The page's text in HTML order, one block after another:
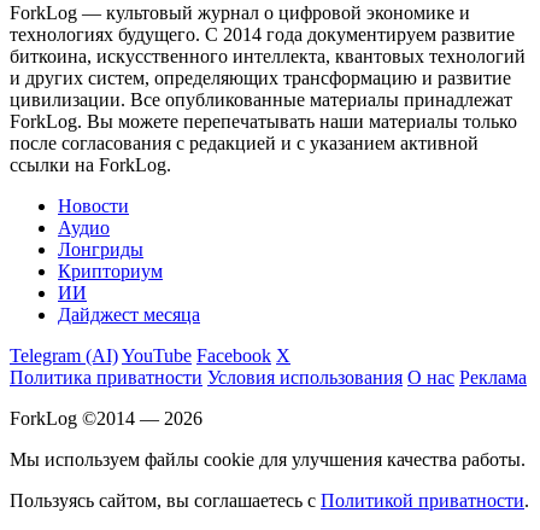
ForkLog — культовый журнал о цифровой экономике и
технологиях будущего. С 2014 года документируем развитие
биткоина, искусственного интеллекта, квантовых технологий
и других систем, определяющих трансформацию и развитие
цивилизации. Все опубликованные материалы принадлежат
ForkLog. Вы можете перепечатывать наши материалы только
после согласования с редакцией и с указанием активной
ссылки на ForkLog.
Новости
Аудио
Лонгриды
Крипториум
ИИ
Дайджест месяца
Telegram (AI)YouTube Facebook X
Политика приватности Условия использования О нас Реклама
ForkLog ©2014 — 2026
Мы используем файлы cookie для улучшения качества работы.
Пользуясь сайтом, вы соглашаетесь с Политикой приватности.